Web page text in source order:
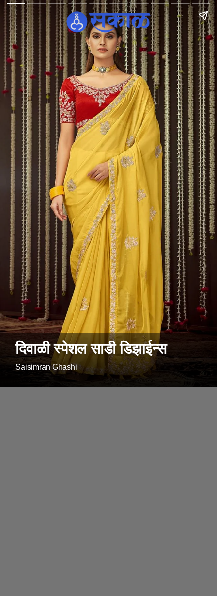
दिवाळी स्पेशल साडी डिझाईन्स
Saisimran Ghashi